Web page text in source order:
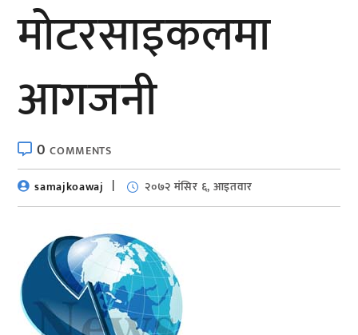
मोटरसाइकलमा
आगजनी
0COMMENTS
samajkoawaj
२०७२ मंसिर ६, आइतवार